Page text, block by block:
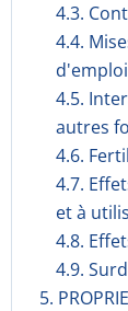
4.3.
4.4.
d'emploi
4.5.
autres
4.6.
4.7.
et à
4.8.
4.9.
5.